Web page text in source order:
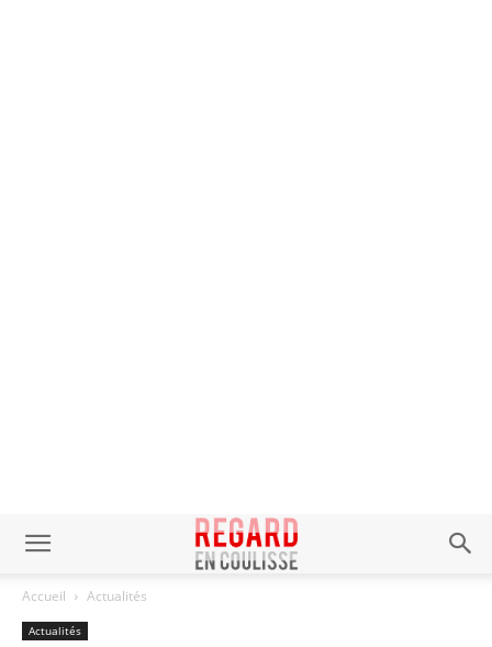
Accueil Actualités
Actualités